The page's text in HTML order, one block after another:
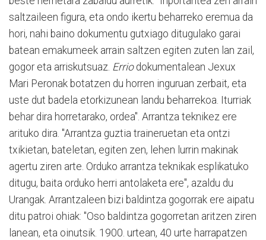
saltzaileen figura, eta ondo ikertu beharreko eremua da
hori, nahi baino dokumentu gutxiago ditugulako garai
batean emakumeek arrain saltzen egiten zuten lan zail,
gogor eta arriskutsuaz. Erriodokumentalean Jexux
Mari Peronak botatzen du horren inguruan zerbait, eta
uste dut badela etorkizunean landu beharrekoa. Iturriak
behar dira horretarako, ordea". Arrantza teknikez ere
arituko dira. "Arrantza guztia traineruetan eta ontzi
txikietan, bateletan, egiten zen, lehen lurrin makinak
agertu ziren arte. Orduko arrantza teknikak esplikatuko
ditugu, baita orduko herri antolaketa ere", azaldu du
Urangak. Arrantzaleen bizi baldintza gogorrak ere aipatu
ditu patroi ohiak: "Oso baldintza gogorretan aritzen ziren
lanean, eta oinutsik. 1900. urtean, 40 urte harrapatzen